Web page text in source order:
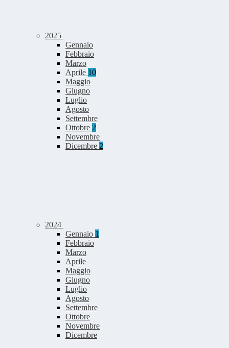
2025
Gennaio
Febbraio
Marzo
Aprile 10
Maggio
Giugno
Luglio
Agosto
Settembre
Ottobre 2
Novembre
Dicembre 2
2024
Gennaio 1
Febbraio
Marzo
Aprile
Maggio
Giugno
Luglio
Agosto
Settembre
Ottobre
Novembre
Dicembre